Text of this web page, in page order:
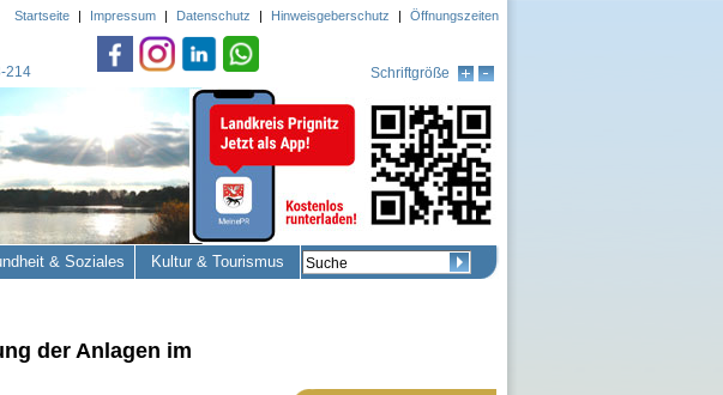
der Anlagen im
214 Schriftgröße
Startseite | Impressum | Datenschutz | Hinweisgeberschutz | Öffnungszeiten
& Soziales Kultur & Tourismus